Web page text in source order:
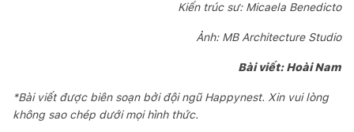
Kiến trúc sư: Micaela Benedicto
Ảnh: MB Architecture Studio
Bài viết: Hoài Nam
*Bài viết được biên soạn bởi đội ngũ Happynest. Xin vui lòng
không sao chép dưới mọi hình thức.